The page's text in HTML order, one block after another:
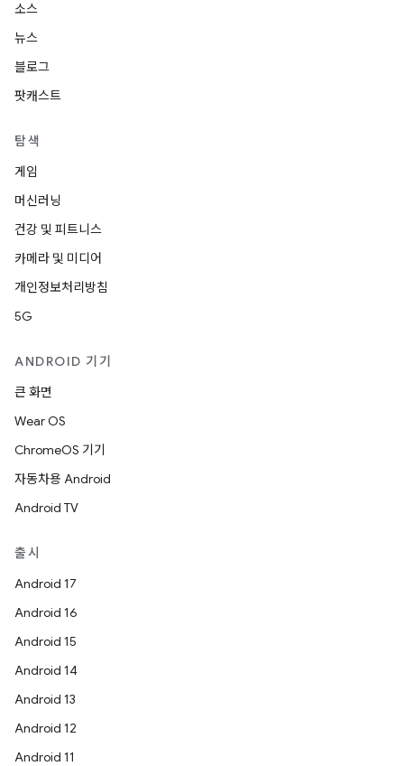
소스
뉴스
블로그
팟캐스트
탐색
게임
머신러닝
건강 및 피트니스
카메라 및 미디어
개인정보처리방침
5G
ANDROID 기기
큰 화면
Wear OS
ChromeOS 기기
자동차용 Android
Android TV
출시
Android 17
Android 16
Android 15
Android 14
Android 13
Android 12
Android 11